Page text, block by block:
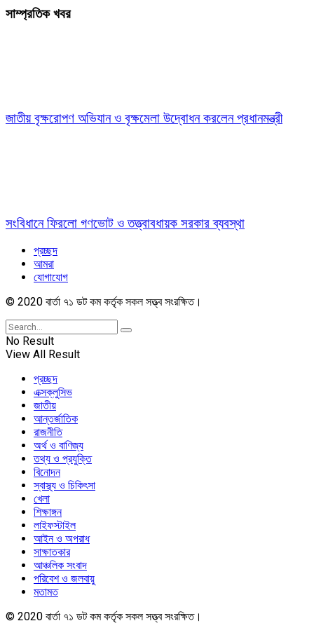
সাম্প্রতিক খবর
জাতীয় বৃক্ষরোপণ অভিযান ও বৃক্ষমেলা উদ্বোধন করলেন প্রধানমন্ত্রী
সংবিধানে ফিরলো গণভোট ও তত্ত্বাবধায়ক সরকার ব্যবস্থা
প্রচ্ছদ
আমরা
যোগাযোগ
© 2020 বার্তা ৭১ ডট কম কর্তৃক সকল সত্ত্ব সংরক্ষিত।
No Result
View All Result
প্রচ্ছদ
এক্সক্লুসিভ
জাতীয়
আন্তর্জাতিক
রাজনীতি
অর্থ ও বাণিজ্য
তথ্য ও প্রযুক্তি
বিনোদন
স্বাস্থ্য ও চিকিৎসা
খেলা
শিক্ষাঙ্গন
লাইফস্টাইল
আইন ও অপরাধ
সাক্ষাতকার
আঞ্চলিক সংবাদ
পরিবেশ ও জলবায়ু
মতামত
© 2020 বার্তা ৭১ ডট কম কর্তৃক সকল সত্ত্ব সংরক্ষিত।